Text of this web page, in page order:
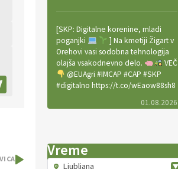
[SKP: Digitalne korenine, mladi
poganjki
] Na kmetiji Žigart v
Orehovi vasi sodobna tehnologija
olajša vsakodnevno delo.
VEČ
@EUAgri #IMCAP #CAP #SKP
#digitalno https://t.co/wEaow88sh8
01.08.2026
ekološko vinsko posestvo Fedora
na Krasu.
VEČ
Vreme
Ljubljana